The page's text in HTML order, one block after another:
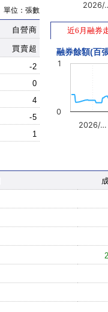
單位：張數
自營商
買賣超
-2
0
4
-5
1
2026/
近6月融券
融券餘額(百
2026/…
0
1